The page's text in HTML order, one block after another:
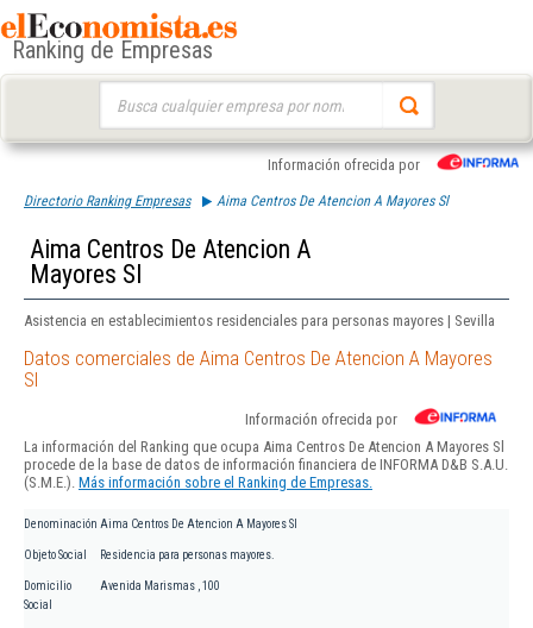
Ranking de Empresas
Información ofrecida por
Directorio Ranking Empresas Aima Centros De Atencion A Mayores Sl
Aima Centros De Atencion A
Mayores Sl
Asistencia en establecimientos residenciales para personas mayores | Sevilla
Datos comerciales de Aima Centros De Atencion A Mayores
Sl
Información ofrecida por
La información del Ranking que ocupa Aima Centros De Atencion A Mayores Sl
procede de la base de datos de información financiera de INFORMA D&B S.A.U.
(S.M.E.). Más información sobre el Ranking de Empresas.
Denominación Aima Centros De Atencion A Mayores Sl
Objeto Social Residencia para personas mayores.
Domicilio
Social
Avenida Marismas , 100